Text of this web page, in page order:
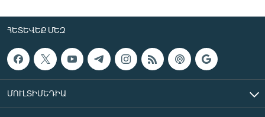
ՀԵՏԵՎԵՔ ՄԵԶ
ՄՈՒԼՏԻՄԵԴԻԱ